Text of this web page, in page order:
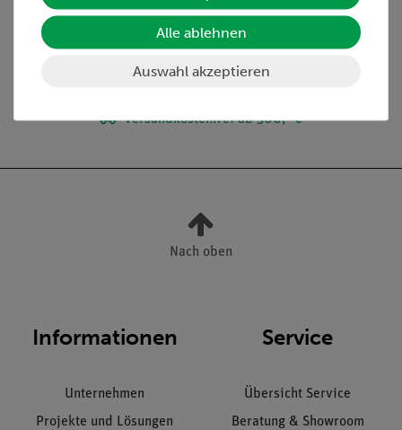
Media / Downloads
Versandkostenfrei ab 300,- €
Nach oben
Informationen
Unternehmen
Projekte und Lösungen
Service
Übersicht Service
Beratung & Showroom
Alle ablehnen
Auswahl akzeptieren